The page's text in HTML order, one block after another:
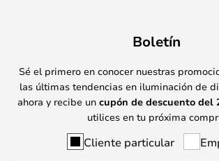
Boletín
Sé el primero en conocer nuestras
las últimas tendencias en iluminación de
ahora y recibe un cupón de descuento del
utilices en tu próxima
Cliente particular